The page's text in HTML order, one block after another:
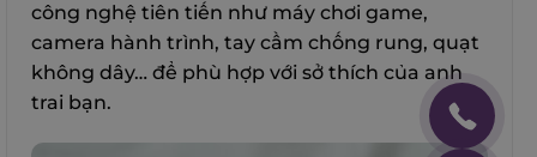
công nghệ tiên tiến như máy chơi game,
camera hành trình, tay cầm chống rung, quạt
không dây… để phù hợp với sở thích của anh
trai bạn.